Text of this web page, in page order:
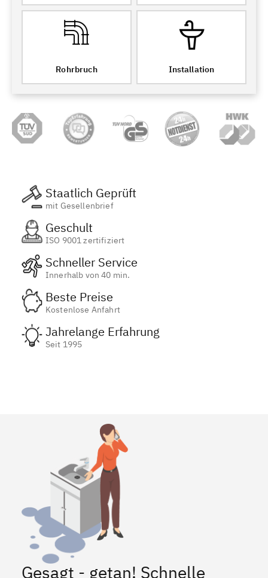
Rohrbruch Installation
Staatlich Geprüft
mit Gesellenbrief
Geschult
ISO 9001 zertifiziert
Schneller Service
Innerhalb von 40 min.
Beste Preise
Kostenlose Anfahrt
Jahrelange Erfahrung
Seit 1995
Gesagt - getan! Schnelle